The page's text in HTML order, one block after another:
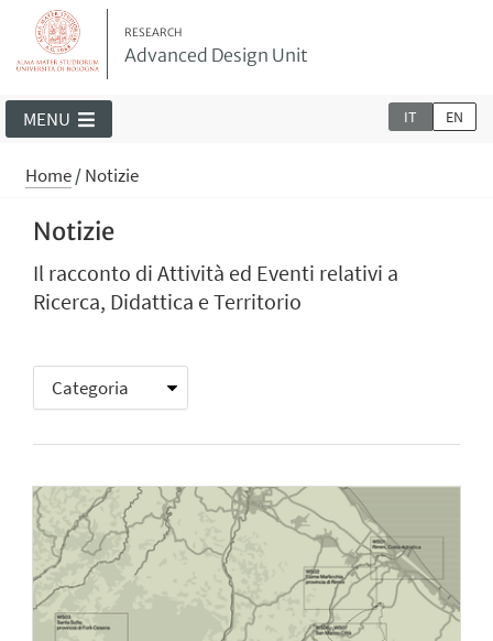
RESEARCH
Advanced Design Unit
IT EN
MENU
Home/Notizie
Notizie
Il racconto di Attività ed Eventi relativi a
Ricerca, Didattica e Territorio